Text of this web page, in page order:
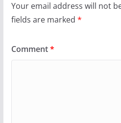
Your email address will not
fields are marked *
Comment*